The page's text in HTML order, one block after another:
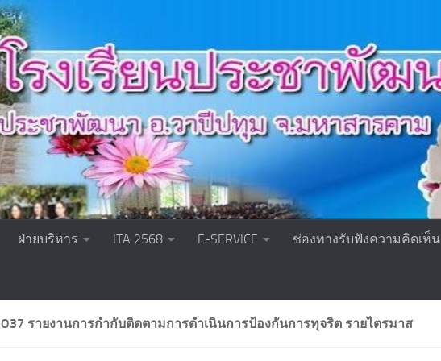
ฝ่ายบริหาร ITA 2568 E-SERVICE ช่องทางรับฟังความคิดเห็น
O37 รายงานการกำกับติดตามการดำเนินการป้องกันการทุจริต รายไตรมาส